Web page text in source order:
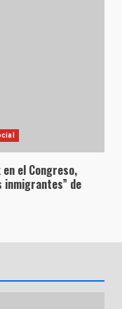
el Congreso,
inmigrantes” de